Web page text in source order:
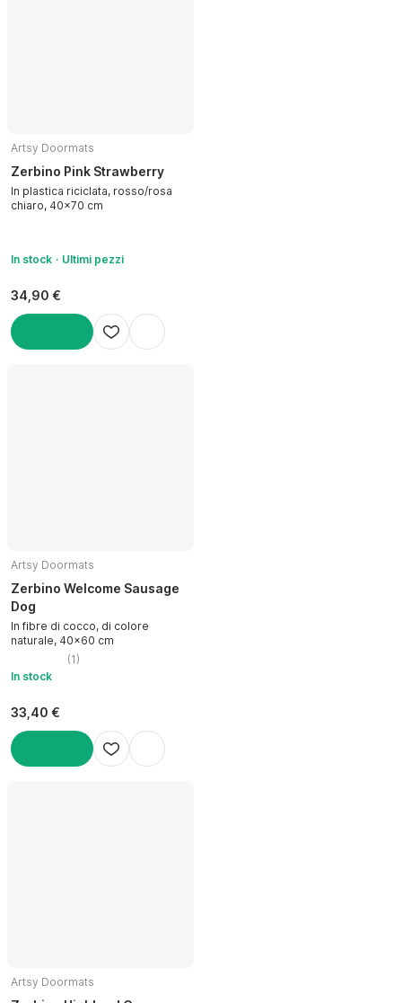
Artsy Doormats
Zerbino Pink Strawberry
In plastica riciclata, rosso/rosa
chiaro, 40x70 cm
In stock Ultimi pezzi
34,90 €
Artsy Doormats
Zerbino Welcome Sausage
Dog
In fibre di cocco, di colore
naturale, 40x60 cm
(1 )
In stock
33,40 €
Artsy Doormats